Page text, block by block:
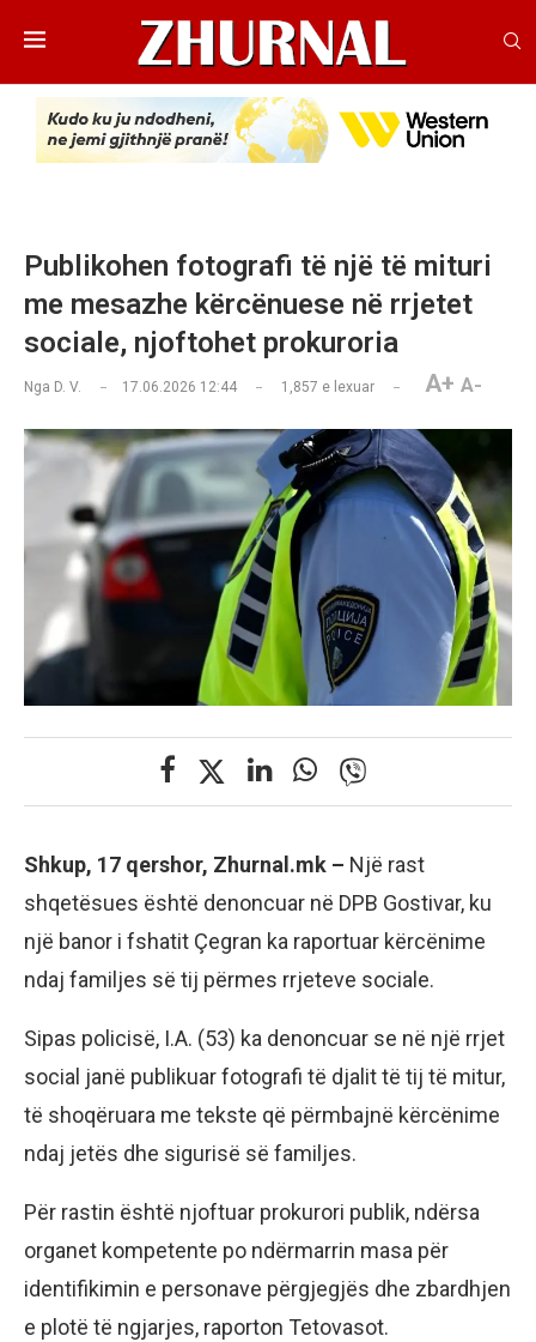
Publikohen fotografi të një të mituri
me mesazhe kërcënuese në rrjetet
sociale, njoftohet prokuroria
Nga D. V. 17.06.2026 12:44 1,857 e lexuar A+ A-
Shkup, 17 qershor, Zhurnal.mk – Një rast
shqetësues është denoncuar në DPB Gostivar, ku
një banor i fshatit Çegran ka raportuar kërcënime
ndaj familjes së tij përmes rrjeteve sociale.
Sipas policisë, I.A. (53) ka denoncuar se në një rrjet
social janë publikuar fotografi të djalit të tij të mitur,
të shoqëruara me tekste që përmbajnë kërcënime
ndaj jetës dhe sigurisë së familjes.
Për rastin është njoftuar prokurori publik, ndërsa
organet kompetente po ndërmarrin masa për
identifikimin e personave përgjegjës dhe zbardhjen
e plotë të ngjarjes, raporton Tetovasot.